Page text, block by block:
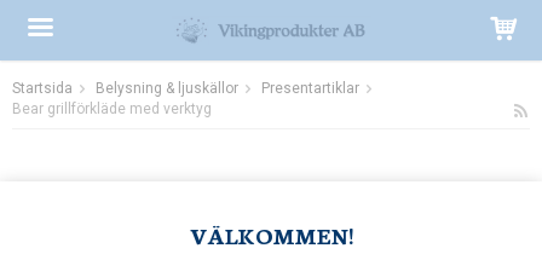
VÄLKOMMEN!
Produkten har blivit tillagd i varukorgen
Startsida Belysning & ljuskällor
Presentartiklar
Bear grillförkläde med verktyg